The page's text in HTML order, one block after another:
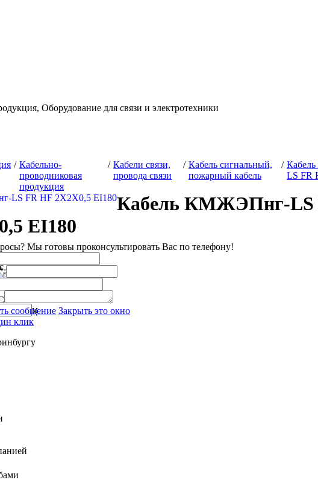
Оборудование для связи и электротехники
/ Кабельно-
проводниковая
продукция
/ Кабели связи,
провода связи
/ Кабель сигнальный,
пожарный кабель
/
LS FR
Кабель КМЖЭПнг-LS
EI180
НДС)
м
клик
Мы готовы проконсультировать Вас по телефону!
сообщение Закрыть это окно